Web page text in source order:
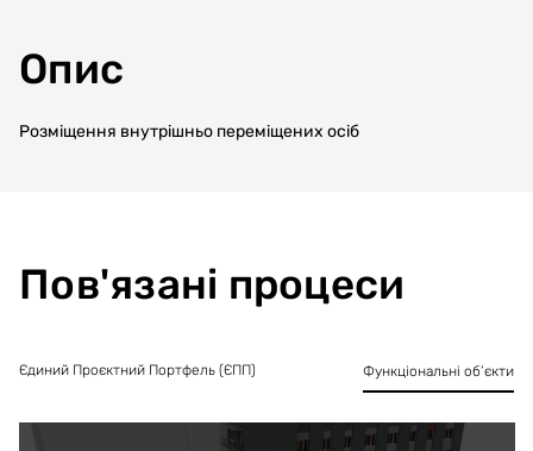
Опис
Розміщення внутрішньо переміщених осіб
Пов'язані процеси
Єдиний Проєктний Портфель (ЄПП) Функціональні об’єкти